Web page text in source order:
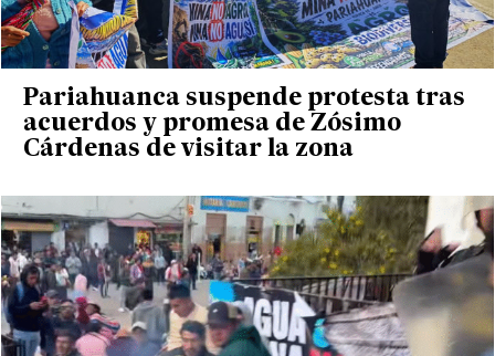
Pariahuanca suspende protesta tras
acuerdos y promesa de Zósimo
Cárdenas de visitar la zona